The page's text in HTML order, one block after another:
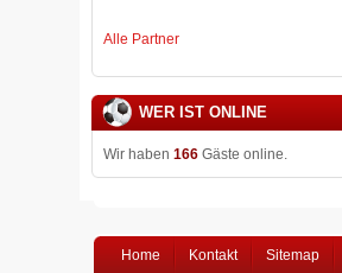
Alle Partner
WER IST ONLINE
Wir haben 166 Gäste online.
Home Kontakt Sitemap